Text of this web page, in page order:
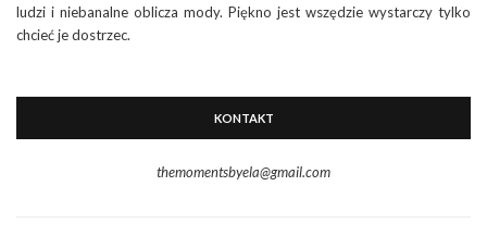
ludzi i niebanalne oblicza mody. Piękno jest wszędzie wystarczy tylko
chcieć je dostrzec.
KONTAKT
themomentsbyela@gmail.com